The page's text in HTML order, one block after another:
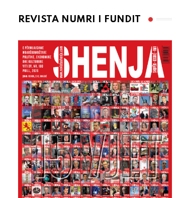
REVISTA NUMRI I FUNDIT